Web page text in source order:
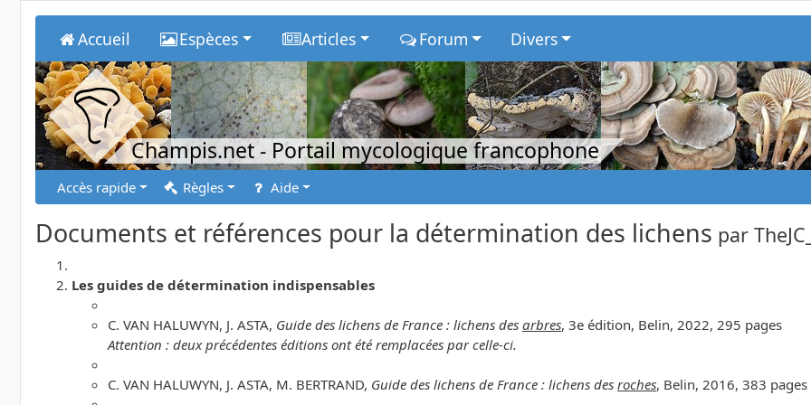
Accueil Espèces Articles Forum Divers
Champis.net- Portail mycologique francophone
Accès rapide Règles Aide
Documents et références pour la détermination des lichens par TheJC_
Les guides de détermination indispensables
C. VAN HALUWYN, J. ASTA, Guide des lichens de France : lichens des arbres, 3e édition, Belin, 2022, 295 pages
Attention : deux précédentes éditions ont été remplacées par celle-ci.
C. VAN HALUWYN, J. ASTA, M. BERTRAND, Guide des lichens de France : lichens des roches, Belin, 2016, 383 pages